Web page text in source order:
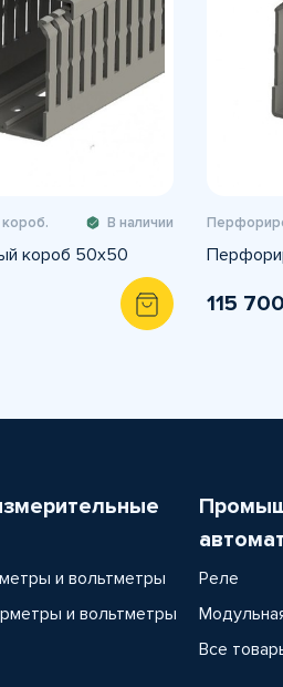
В наличии
короб 50х50
115
и вольтметры
и вольтметры
Реле
Все